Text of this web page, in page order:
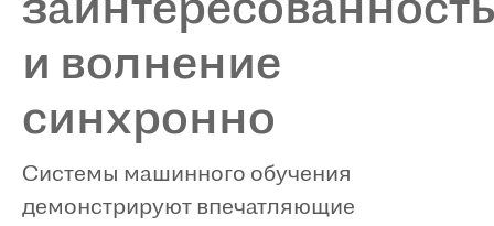
и волнение
синхронно
Системы машинного обучения
демонстрируют впечатляющие